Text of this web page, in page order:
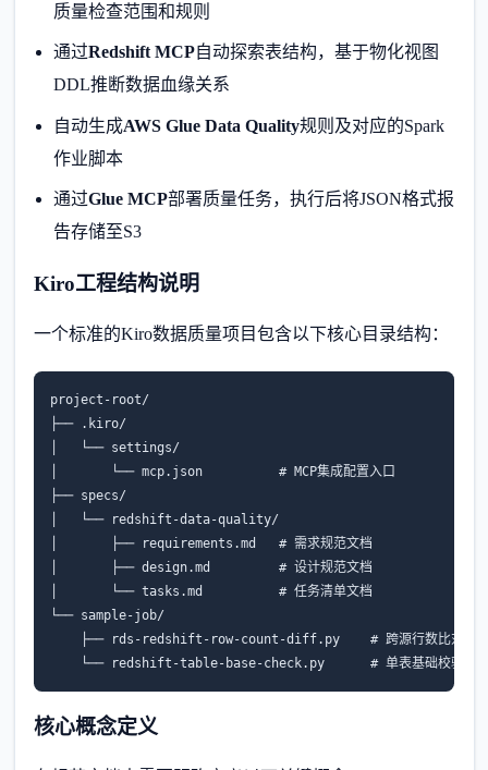
质量检查范围和规则
通过Redshift MCP自动探索表结构，基于物化视图
DDL推断数据血缘关系
自动生成AWS Glue Data Quality规则及对应的Spark
作业脚本
通过Glue MCP部署质量任务，执行后将JSON格式报
告存储至S3
Kiro工程结构说明
一个标准的Kiro数据质量项目包含以下核心目录结构：
project-root/
├── .kiro/
│   └── settings/
│       └── mcp.json          # MCP集成配置入口
├── specs/
│   └── redshift-data-quality/
│       ├── requirements.md   # 需求规范文档
│       ├── design.md         # 设计规范文档
│       └── tasks.md          # 任务清单文档
└── sample-job/
├── rds-redshift-row-count-diff.py    # 跨源行数比对作
└── redshift-table-base-check.py      # 单表基础校验作
核心概念定义